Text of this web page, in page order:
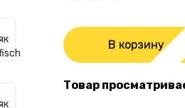
В корзину
Товар